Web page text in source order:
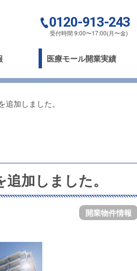
0120-913-243
受付時間 9:00〜17:00(月〜金)
医療モール開業実績
追加しました。
加しました。
開業物件情報